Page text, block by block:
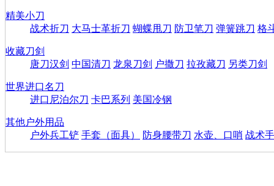
精美小刀
战术折刀 大马士革折刀 蝴蝶甩刀 防卫笔刀 弹簧跳刀 格
收藏刀剑
唐刀汉剑 中国清刀 龙泉刀剑 户撒刀 拉孜藏刀 另类刀剑
世界进口名刀
进口尼泊尔刀 卡巴系列 美国冷钢
其他户外用品
户外兵工铲 手套（面具） 防身腰带刀 水壶、口哨 战术